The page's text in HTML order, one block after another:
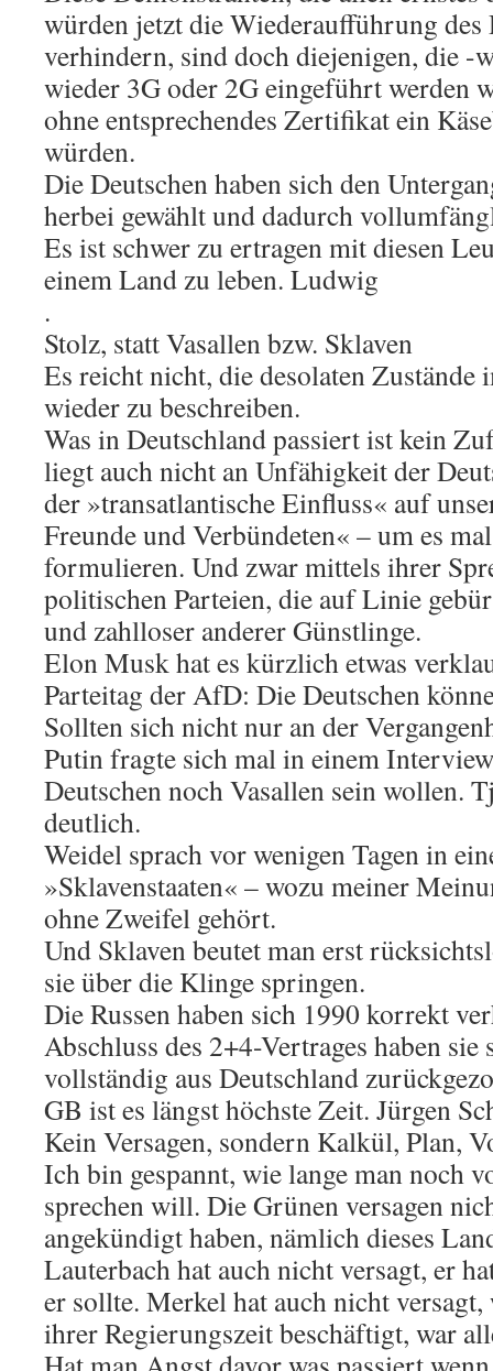
würden jetzt die Wiederaufführung des
verhindern, sind doch diejenigen, die -
wieder 3G oder 2G eingeführt werden
ohne entsprechendes Zertifikat ein
würden.
Die Deutschen haben sich den
herbei gewählt und dadurch
Es ist schwer zu ertragen mit diesen
einem Land zu leben. Ludwig
.
Stolz, statt Vasallen bzw. Sklaven
Es reicht nicht, die desolaten Zustände
wieder zu beschreiben.
Was in Deutschland passiert ist kein
liegt auch nicht an Unfähigkeit der
der »transatlantische Einfluss« auf
Freunde und Verbündeten« – um es
formulieren. Und zwar mittels ihrer
politischen Parteien, die auf Linie
und zahlloser anderer Günstlinge.
Elon Musk hat es kürzlich etwas
Parteitag der AfD: Die Deutschen
Sollten sich nicht nur an der
Putin fragte sich mal in einem
Deutschen noch Vasallen sein wollen.
deutlich.
Weidel sprach vor wenigen Tagen in
»Sklavenstaaten« – wozu meiner
ohne Zweifel gehört.
Und Sklaven beutet man erst
sie über die Klinge springen.
Die Russen haben sich 1990 korrekt
Abschluss des 2+4-Vertrages haben sie
vollständig aus Deutschland
GB ist es längst höchste Zeit. Jürgen
Kein Versagen, sondern Kalkül, Plan,
Ich bin gespannt, wie lange man noch
sprechen will. Die Grünen versagen
angekündigt haben, nämlich dieses
Lauterbach hat auch nicht versagt, er
er sollte. Merkel hat auch nicht
ihrer Regierungszeit beschäftigt, war